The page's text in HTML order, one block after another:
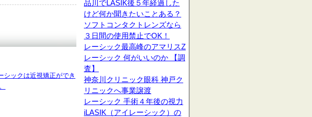
シックは近視矯正ができ
品川でLASIK後５年経過した
けど何か聞きたいことある？
ソフトコンタクトレンズなら
３日間の使用禁止でOK！
レーシック最高峰のアマリスZ
レーシック 何がいいのか 【調
査】
神奈川クリニック眼科 神戸ク
リニックへ事業譲渡
レーシック 手術４年後の視力
iLASIK（アイレーシック）の